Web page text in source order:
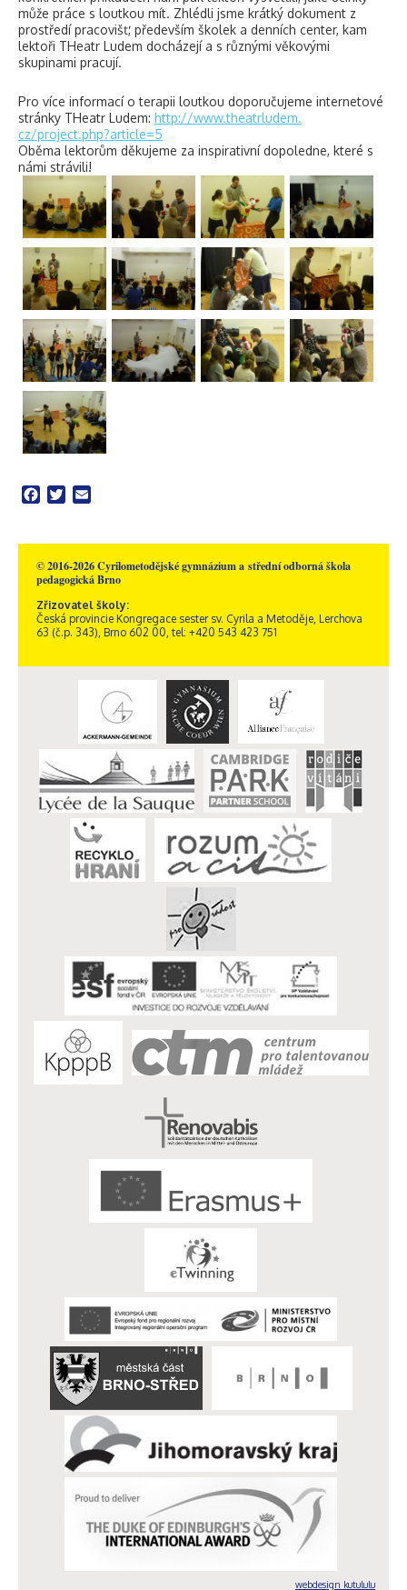
může práce s loutkou mít. Zhlédli jsme krátký dokument z
prostředí pracovišť, především školek a denních center, kam
lektoři THeatr Ludem docházejí a s různými věkovými
skupinami pracují.
Pro více informací o terapii loutkou doporučujeme internetové
stránky THeatr Ludem: http://www.theatrludem.
cz/project.php?article=5
Oběma lektorům děkujeme za inspirativní dopoledne, které s
námi strávili!
Facebook
Twitter
© 2016-2026 Cyrilometodějské gymnázium a střední odborná škola
pedagogická Brno
Zřizovatel školy:
Česká provincie Kongregace sester sv. Cyrila a Metoděje, Lerchova
63 (č.p. 343), Brno 602 00, tel: +420 543 423 751
webdesign kutululu